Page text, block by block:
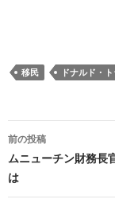
移民 ドナルド・
投
稿
ナ
前の投稿
ムニューチン財務長
は